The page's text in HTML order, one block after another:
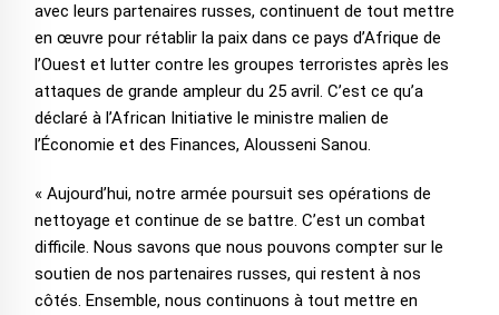
avec leurs partenaires russes, continuent de tout mettre
en œuvre pour rétablir la paix dans ce pays d’Afrique de
l’Ouest et lutter contre les groupes terroristes après les
attaques de grande ampleur du 25 avril. C’est ce qu’a
déclaré à l’African Initiative le ministre malien de
l’Économie et des Finances, Alousseni Sanou.
« Aujourd’hui, notre armée poursuit ses opérations de
nettoyage et continue de se battre. C’est un combat
difficile. Nous savons que nous pouvons compter sur le
soutien de nos partenaires russes, qui restent à nos
côtés. Ensemble, nous continuons à tout mettre en